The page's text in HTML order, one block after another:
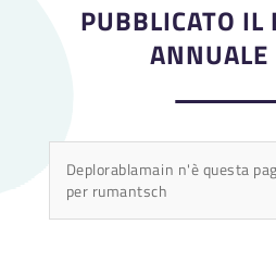
PUBBLICATO IL
Deplorablamain n'è questa
per rumantsch